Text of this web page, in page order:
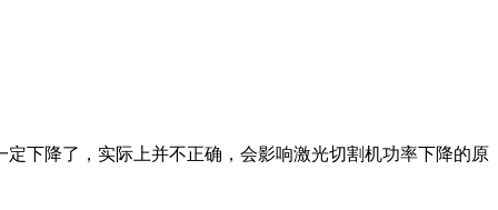
下降了，实际上并不正确，会影响激光切割机功率下降的原